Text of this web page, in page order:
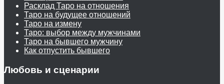
Расклад Таро на отношения
Таро на будущее отношений
Таро на измену
Таро: выбор между мужчинами
Таро на бывшего мужчину
Как отпустить бывшего
Любовь и сценарии